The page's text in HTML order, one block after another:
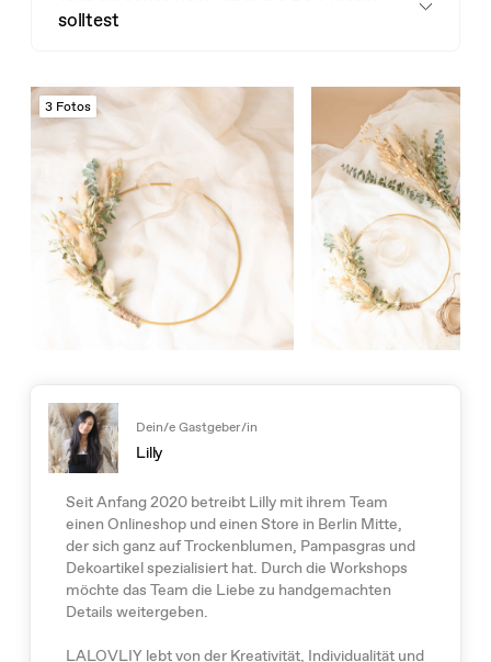
solltest
3 Fotos
Dein/e Gastgeber/in
Lilly
Seit Anfang 2020 betreibt Lilly mit ihrem Team
einen Onlineshop und einen Store in Berlin Mitte,
der sich ganz auf Trockenblumen, Pampasgras und
Dekoartikel spezialisiert hat. Durch die Workshops
möchte das Team die Liebe zu handgemachten
Details weitergeben.
LALOVLIY lebt von der Kreativität, Individualität und